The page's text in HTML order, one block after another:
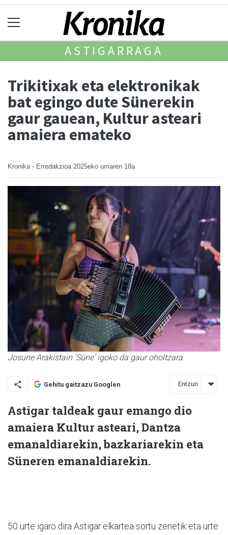
ASTIGARRAGA
Trikitixak eta elektronikak
bat egingo dute Sünerekin
gaur gauean, Kultur asteari
amaiera emateko
Kronika - Erredakzioa 2025eko urriaren 18a
Josune Arakistain 'Süne' igoko da gaur oholtzara.
Gehitu gaitzazu Googlen Entzun
Astigar taldeak gaur emango dio
amaiera Kultur asteari, Dantza
emanaldiarekin, bazkariarekin eta
Süneren emanaldiarekin.
50 urte igaro dira Astigar elkartea sortu zenetik eta urte